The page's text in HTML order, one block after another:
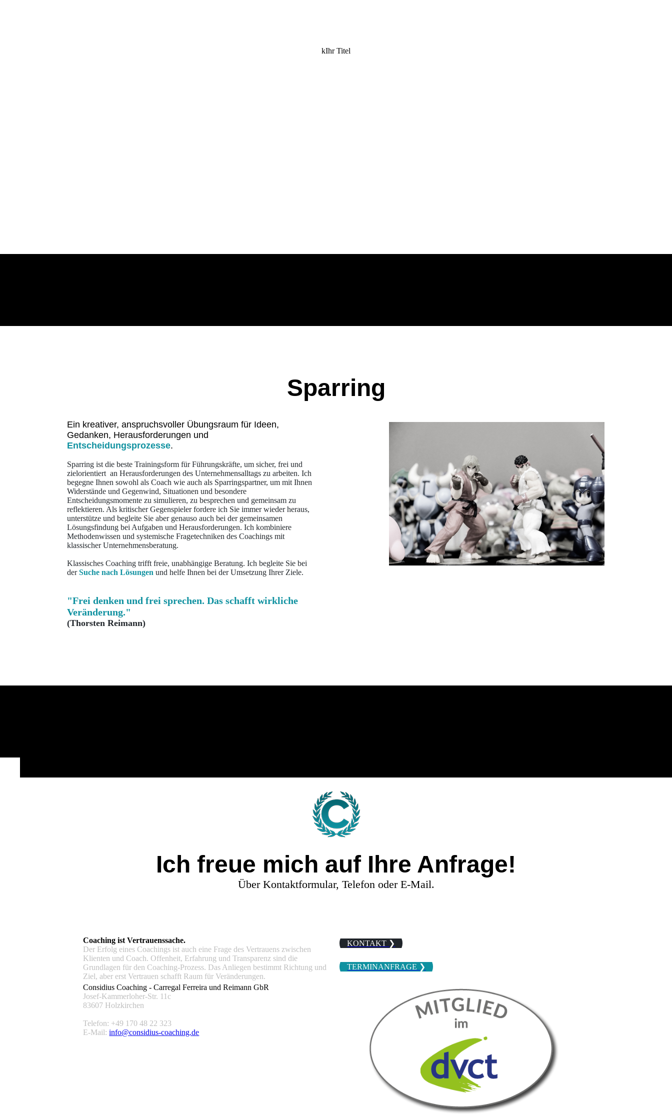
kIhr Titel
Sparring
Ein kreativer, anspruchsvoller Übungsraum für Ideen,
Gedanken, Herausforderungen und
Entscheidungsprozesse.
Sparring ist die beste Trainingsform für Führungskräfte, um sicher, frei und
zielorientiert an Herausforderungen des Unternehmensalltags zu arbeiten. Ich
begegne Ihnen sowohl als Coach wie auch als Sparringspartner, um mit Ihnen
Widerstände und Gegenwind, Situationen und besondere
Entscheidungsmomente zu simulieren, zu besprechen und gemeinsam zu
reflektieren. Als kritischer Gegenspieler fordere ich Sie immer wieder heraus,
unterstütze und begleite Sie aber genauso auch bei der gemeinsamen
Lösungsfindung bei Aufgaben und Herausforderungen. Ich kombiniere
Methodenwissen und systemische Fragetechniken des Coachings mit
klassischer Unternehmensberatung.
Klassisches Coaching trifft freie, unabhängige Beratung. Ich begleite Sie bei
derSuche nach Lösungen und helfe Ihnen bei der Umsetzung Ihrer Ziele.
"Frei denken und frei sprechen. Das schafft wirkliche
Veränderung."
(Thorsten Reimann)
Ich freue mich auf Ihre Anfrage!
Über Kontaktformular, Telefon oder E-Mail.
Coaching ist Vertrauenssache.
Der Erfolg eines Coachings ist auch eine Frage des Vertrauens zwischen
Klienten und Coach. Offenheit, Erfahrung und Transparenz sind die
Grundlagen für den Coaching-Prozess. Das Anliegen bestimmt Richtung und
Ziel, aber erst Vertrauen schafft Raum für Veränderungen.
KONTAKT ❯
TERMINANFRAGE ❯
Considius Coaching - Carregal Ferreira und Reimann GbR
Josef-Kammerloher-Str. 11c
83607 Holzkirchen
Telefon: +49 170 48 22 323
E-Mail: info@considius-coaching.de